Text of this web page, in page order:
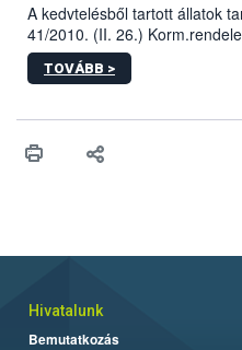
A kedvtelésből tartott állatok
41/2010. (II. 26.)
sérülés, illetve ennek veszélye
hatósági feladatokat, valamint
vonni az ebek
TOVÁBB >
Hivatalunk
Bemutatkozás